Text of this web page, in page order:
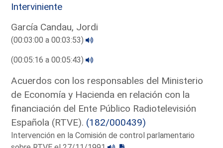
Interviniente
García Candau, Jordi
(00:03:00 a 00:03:53)
(00:05:16 a 00:05:43)
Acuerdos con los responsables del Ministerio
de Economía y Hacienda en relación con la
financiación del Ente Público Radiotelevisión
Española (RTVE). (182/000439)
Intervención en la Comisión de control parlamentario